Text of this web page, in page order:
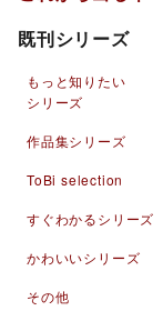
既刊シリーズ
もっと知りたい
シリーズ
作品集シリーズ
ToBi selection
すぐわかるシリーズ
かわいいシリーズ
その他